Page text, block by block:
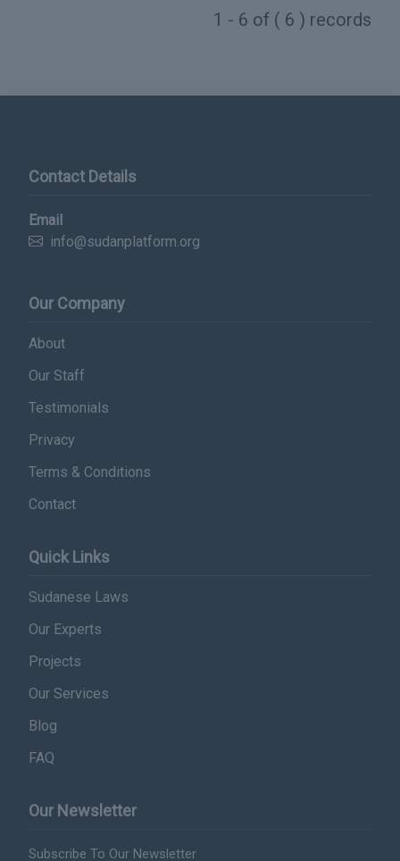
1 - 6 of ( 6 ) records
Contact Details
Email
info@sudanplatform.org
Our Company
About
Our Staff
Testimonials
Privacy
Terms & Conditions
Contact
Quick Links
Sudanese Laws
Our Experts
Projects
Our Services
Blog
FAQ
Our Newsletter
Subscribe To Our Newsletter